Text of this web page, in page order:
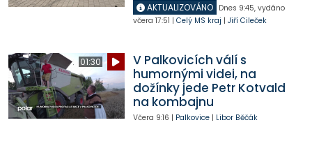
AKTUALIZOVÁNO Dnes 9:45, vydáno
včera 17:51 | Celý MS kraj | Jiří Cileček
01:30
V Palkovicích válí s
humornými videi, na
dožínky jede Petr Kotvald
na kombajnu
Včera 9:16 | Palkovice| Libor Běčák